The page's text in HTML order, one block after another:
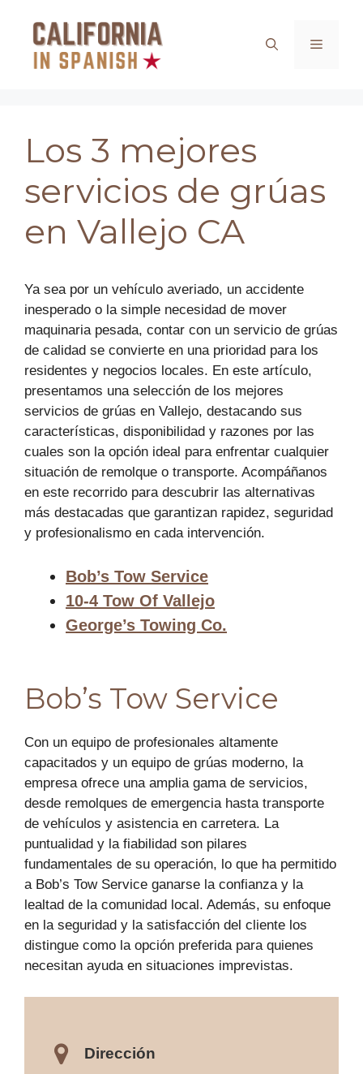
contenido
Menú
Los 3 mejores
servicios de grúas
en Vallejo CA
Ya sea por un vehículo averiado, un accidente
inesperado o la simple necesidad de mover
maquinaria pesada, contar con un servicio de grúas
de calidad se convierte en una prioridad para los
residentes y negocios locales. En este artículo,
presentamos una selección de los mejores
servicios de grúas en Vallejo, destacando sus
características, disponibilidad y razones por las
cuales son la opción ideal para enfrentar cualquier
situación de remolque o transporte. Acompáñanos
en este recorrido para descubrir las alternativas
más destacadas que garantizan rapidez, seguridad
y profesionalismo en cada intervención.
Bob’s Tow Service
10-4 Tow Of Vallejo
George’s Towing Co.
Bob’s Tow Service
Con un equipo de profesionales altamente
capacitados y un equipo de grúas moderno, la
empresa ofrece una amplia gama de servicios,
desde remolques de emergencia hasta transporte
de vehículos y asistencia en carretera. La
puntualidad y la fiabilidad son pilares
fundamentales de su operación, lo que ha permitido
a Bob’s Tow Service ganarse la confianza y la
lealtad de la comunidad local. Además, su enfoque
en la seguridad y la satisfacción del cliente los
distingue como la opción preferida para quienes
necesitan ayuda en situaciones imprevistas.
Dirección